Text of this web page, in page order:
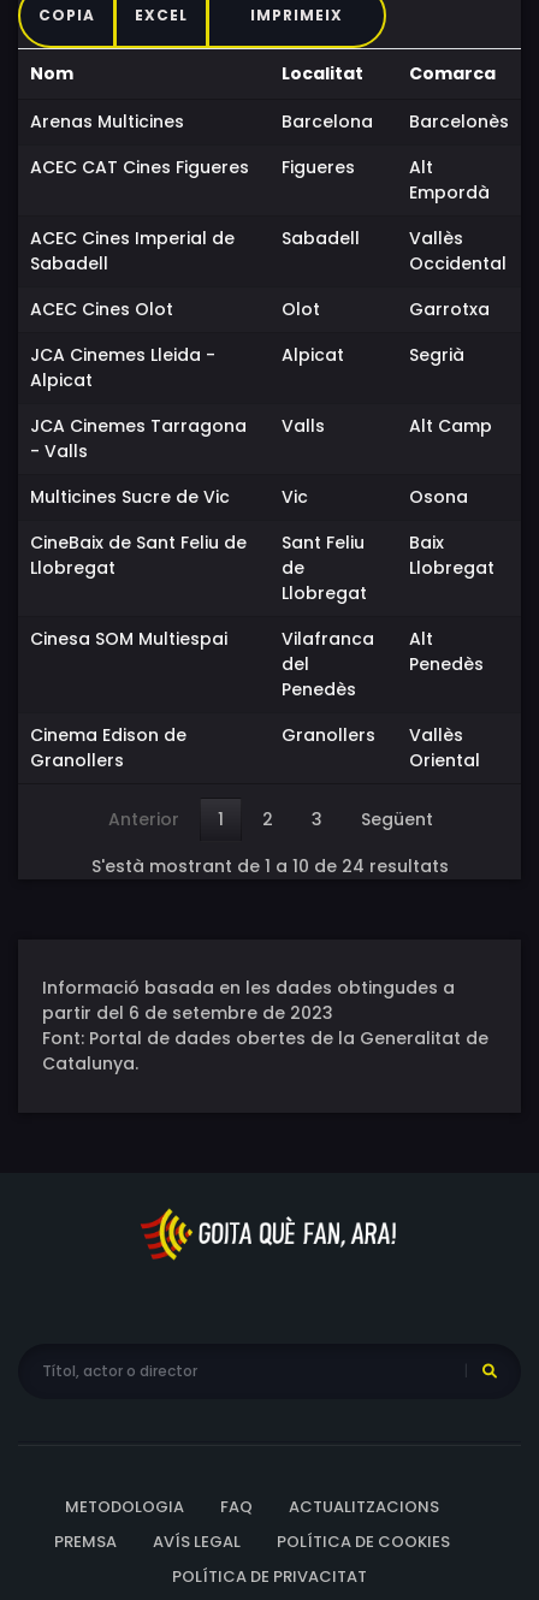
COPIA EXCEL IMPRIMEIX
Nom Localitat
Comarca
Arenas Multicines
Barcelona
Barcelonès
ACEC CAT Cines Figueres
Figueres
Alt
Empordà
ACEC Cines Imperial de
Sabadell
Sabadell
Vallès
Occidental
ACEC Cines Olot
Olot
Garrotxa
JCA Cinemes Lleida -
Alpicat
Alpicat Segrià
JCA Cinemes Tarragona
- Valls
Valls Alt Camp
Multicines Sucre de Vic Vic
Osona
CineBaix de Sant Feliu de
Llobregat
Sant Feliu
de
Llobregat
Baix
Llobregat
Cinesa SOM Multiespai
Vilafranca
del
Penedès
Alt
Penedès
Cinema Edison de
Granollers
Granollers
Vallès
Oriental
Anterior 1 2 3
Següent
S'està mostrant de 1 a 10 de 24 resultats
Informació basada en les dades obtingudes a
partir del 6 de setembre de 2023
Font: Portal de dades obertes de la Generalitat de
Catalunya.
METODOLOGIA FAQ
ACTUALITZACIONS
PREMSA
AVÍS LEGAL
POLÍTICA DE COOKIES
POLÍTICA DE PRIVACITAT